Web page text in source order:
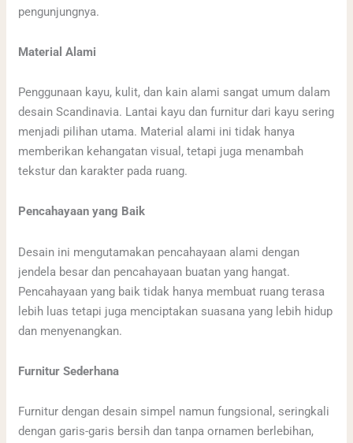
pengunjungnya.
Material Alami
Penggunaan kayu, kulit, dan kain alami sangat umum dalam
desain Scandinavia. Lantai kayu dan furnitur dari kayu sering
menjadi pilihan utama. Material alami ini tidak hanya
memberikan kehangatan visual, tetapi juga menambah
tekstur dan karakter pada ruang.
Pencahayaan yang Baik
Desain ini mengutamakan pencahayaan alami dengan
jendela besar dan pencahayaan buatan yang hangat.
Pencahayaan yang baik tidak hanya membuat ruang terasa
lebih luas tetapi juga menciptakan suasana yang lebih hidup
dan menyenangkan.
Furnitur Sederhana
Furnitur dengan desain simpel namun fungsional, seringkali
dengan garis-garis bersih dan tanpa ornamen berlebihan,